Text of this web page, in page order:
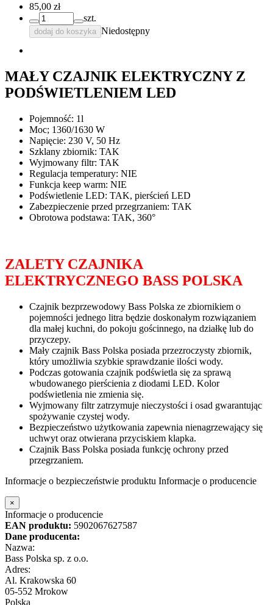
85,00 zł
szt.
dodaj do koszyka Niedostępny
MAŁY CZAJNIK ELEKTRYCZNY Z
PODŚWIETLENIEM LED
Pojemność: 1l
Moc; 1360/1630 W
Napięcie: 230 V, 50 Hz
Szklany zbiornik: TAK
Wyjmowany filtr: TAK
Regulacja temperatury: NIE
Funkcja keep warm: NIE
Podświetlenie LED: TAK, pierścień LED
Zabezpieczenie przed przegrzaniem: TAK
Obrotowa podstawa: TAK, 360°
ZALETY CZAJNIKA
ELEKTRYCZNEGO BASS POLSKA
Czajnik bezprzewodowy Bass Polska ze zbiornikiem o
pojemności jednego litra będzie doskonałym rozwiązaniem
dla małej kuchni, do pokoju gościnnego, na działkę lub do
przyczepy.
Mały czajnik Bass Polska posiada przezroczysty zbiornik,
który umożliwia szybkie sprawdzanie ilości wody.
Podczas gotowania czajnik podświetla się za sprawą
wbudowanego pierścienia z diodami LED. Kolor
podświetlenia nie zmienia się.
Wyjmowany filtr zatrzymuje nieczystości i osad gwarantując
spożywanie czystej wody.
Bezpieczeństwo użytkowania zapewnia nienagrzewający się
uchwyt oraz otwierana przyciskiem klapka.
Czajnik Bass Polska posiada funkcję ochrony przed
przegrzaniem.
Informacje o bezpieczeństwie produktu Informacje o producencie
×
Informacje o producencie
EAN produktu: 5902067627587
Dane producenta:
Nazwa:
Bass Polska sp. z o.o.
Adres:
Al. Krakowska 60
05-552 Mrokow
Polska